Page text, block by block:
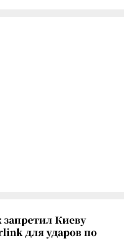
Киеву
для ударов по